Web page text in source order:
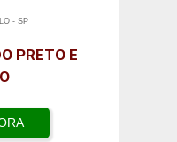
- SP
PRETO E